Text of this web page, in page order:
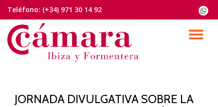
Saltar
contenido
Teléfono: (+34) 971 30 14 92
fa-
JORNADA DIVULGATIVA SOBRE LA